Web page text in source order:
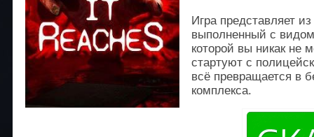
Игра представляет
выполненный с
которой вы никак не
стартуют с
всё превращается в
комплекса.